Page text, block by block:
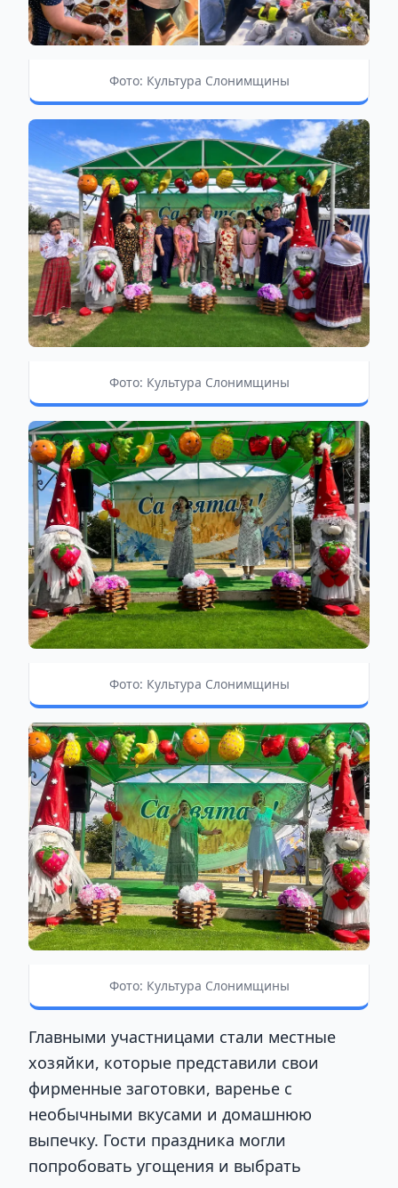
Фото: Культура Слонимщины
Фото: Культура Слонимщины
Фото: Культура Слонимщины
Фото: Культура Слонимщины
Главными участницами стали местные
хозяйки, которые представили свои
фирменные заготовки, варенье с
необычными вкусами и домашнюю
выпечку. Гости праздника могли
попробовать угощения и выбрать